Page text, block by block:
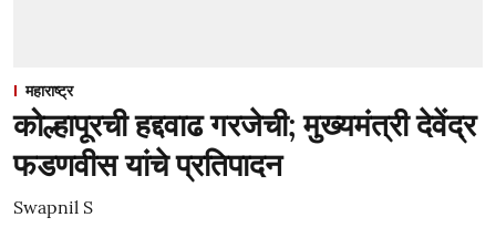
महाराष्ट्र
कोल्हापूरची हद्दवाढ गरजेची; मुख्यमंत्री देवेंद्र
फडणवीस यांचे प्रतिपादन
Swapnil S